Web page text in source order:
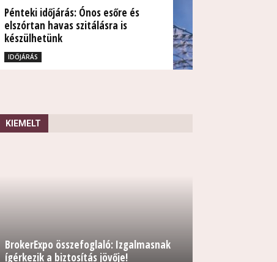
Pénteki időjárás: Ónos esőre és
elszórtan havas szitálásra is
készülhetünk
IDŐJÁRÁS
KIEMELT
BrokerExpo összefoglaló: Izgalmasnak
ígérkezik a biztosítás jövője!